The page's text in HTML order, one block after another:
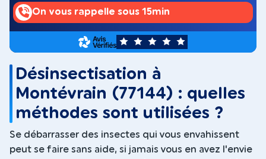
On vous rappelle sous 15min
5
Désinsectisation à
Montévrain (77144) : quelles
méthodes sont utilisées ?
Se débarrasser des insectes qui vous envahissent
peut se faire sans aide, si jamais vous en avez l'envie